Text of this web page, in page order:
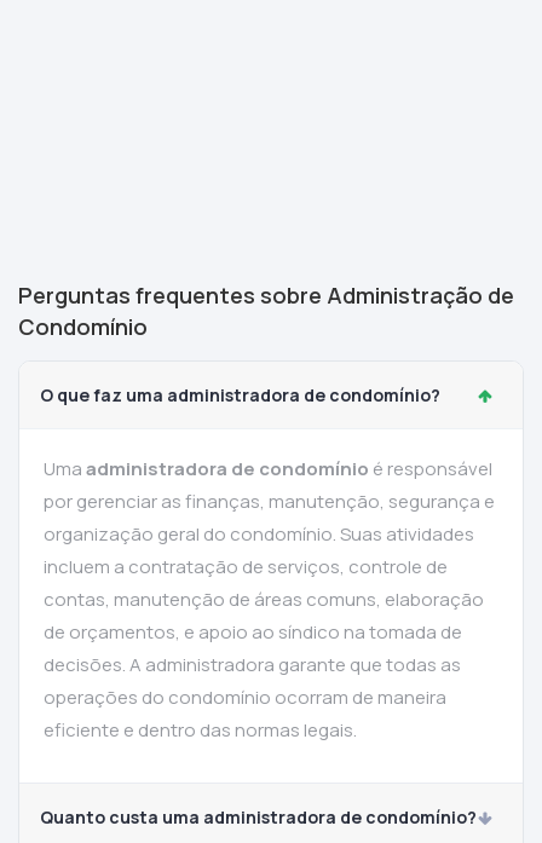
Perguntas frequentes sobre Administração de
Condomínio
O que faz uma administradora de condomínio?
Umaadministradora de condomínio é responsável
por gerenciar as finanças, manutenção, segurança e
organização geral do condomínio. Suas atividades
incluem a contratação de serviços, controle de
contas, manutenção de áreas comuns, elaboração
de orçamentos, e apoio ao síndico na tomada de
decisões. A administradora garante que todas as
operações do condomínio ocorram de maneira
eficiente e dentro das normas legais.
Quanto custa uma administradora de condomínio?